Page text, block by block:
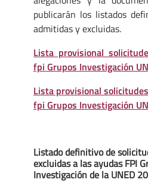
publicarán los listados
admitidas y excluidas.
Lista provisional
fpi Grupos Investigación
Lista provisional
fpi Grupos Investigación
Listado definitivo de
excluidas a las ayudas FPI
Investigación de la UNED